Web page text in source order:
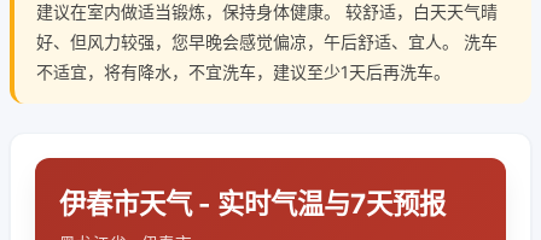
建议在室内做适当锻炼，保持身体健康。 较舒适，白天天气晴
好、但风力较强，您早晚会感觉偏凉，午后舒适、宜人。 洗车
不适宜，将有降水，不宜洗车，建议至少1天后再洗车。
伊春市天气 - 实时气温与7天预报